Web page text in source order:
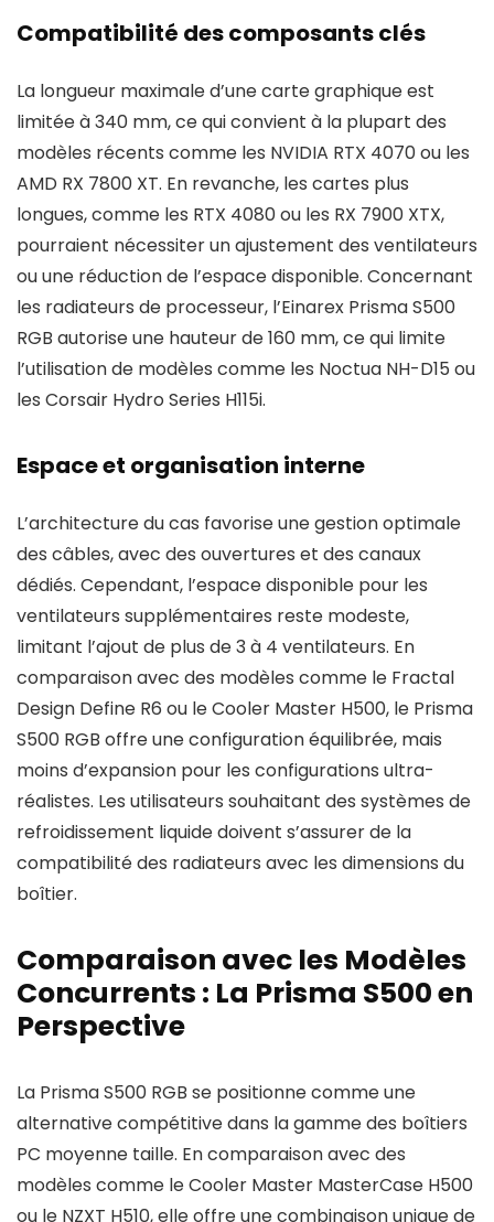
Compatibilité des composants clés
La longueur maximale d’une carte graphique est
limitée à 340 mm, ce qui convient à la plupart des
modèles récents comme les NVIDIA RTX 4070 ou les
AMD RX 7800 XT. En revanche, les cartes plus
longues, comme les RTX 4080 ou les RX 7900 XTX,
pourraient nécessiter un ajustement des ventilateurs
ou une réduction de l’espace disponible. Concernant
les radiateurs de processeur, l’Einarex Prisma S500
RGB autorise une hauteur de 160 mm, ce qui limite
l’utilisation de modèles comme les Noctua NH-D15 ou
les Corsair Hydro Series H115i.
Espace et organisation interne
L’architecture du cas favorise une gestion optimale
des câbles, avec des ouvertures et des canaux
dédiés. Cependant, l’espace disponible pour les
ventilateurs supplémentaires reste modeste,
limitant l’ajout de plus de 3 à 4 ventilateurs. En
comparaison avec des modèles comme le Fractal
Design Define R6 ou le Cooler Master H500, le Prisma
S500 RGB offre une configuration équilibrée, mais
moins d’expansion pour les configurations ultra-
réalistes. Les utilisateurs souhaitant des systèmes de
refroidissement liquide doivent s’assurer de la
compatibilité des radiateurs avec les dimensions du
boîtier.
Comparaison avec les Modèles
Concurrents : La Prisma S500 en
Perspective
La Prisma S500 RGB se positionne comme une
alternative compétitive dans la gamme des boîtiers
PC moyenne taille. En comparaison avec des
modèles comme le Cooler Master MasterCase H500
ou le NZXT H510, elle offre une combinaison unique de